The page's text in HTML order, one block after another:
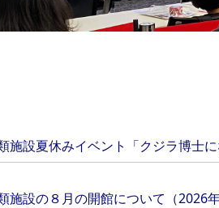
施設夏休みイベント「クジラ博士
施設の８月の開館について（2026